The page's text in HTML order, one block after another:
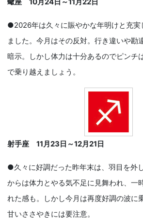
●2026年は久々に賑やかな年明けと充実
ました。今月はその反対。行き違いや勘
暗示。しかし体力は十分あるのでピンチ
で乗り越えましょう。
射手座 11月23日～12月21日
●久々に好調だった昨年末は、羽目を外
からは体力とやる気不足に見舞われ、一
れた感も。しかし今月は再度好調の波に
甘いささやきには要注意。